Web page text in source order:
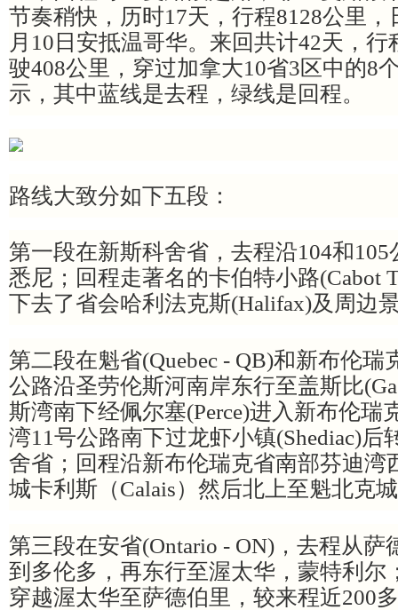
节奏稍快，历时17天，行程8128公里，
月10日安抵温哥华。来回共计42天，行
驶408公里，穿过加拿大10省3区中的8
示，其中蓝线是去程，绿线是回程。
路线大致分如下五段：
第一段在新斯科舍省，去程沿104和
悉尼；回程走著名的卡伯特小路(Cabot
下去了省会哈利法克斯(Halifax)及周边
第二段在魁省(Quebec - QB)和新布伦瑞
公路沿圣劳伦斯河南岸东行至盖斯比
斯湾南下经佩尔塞(Perce)进入新布伦瑞
湾11号公路南下过龙虾小镇(Shediac)后
舍省；回程沿新布伦瑞克省南部芬迪湾
城卡利斯（Calais）然后北上至魁北克
第三段在安省(Ontario - ON)，去程从萨
到多伦多，再东行至渥太华，蒙特利尔
穿越渥太华至萨德伯里，较来程近200